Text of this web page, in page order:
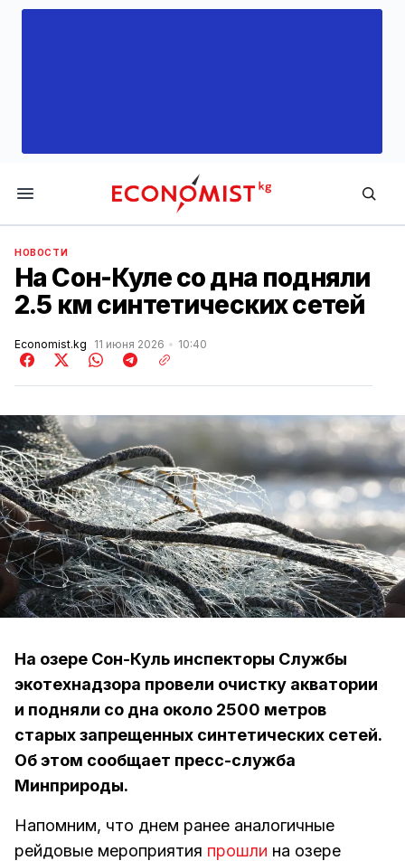
Economist.kg
НОВОСТИ
На Сон-Куле со дна подняли
2.5 км синтетических сетей
Economist.kg 11 июня 2026 10:40
На озере Сон-Куль инспекторы Службы
экотехнадзора провели очистку акватории
и подняли со дна около 2500 метров
старых запрещенных синтетических сетей.
Об этом сообщает пресс-служба
Минприроды.
Напомним, что днем ранее аналогичные
рейдовые мероприятия прошли на озере